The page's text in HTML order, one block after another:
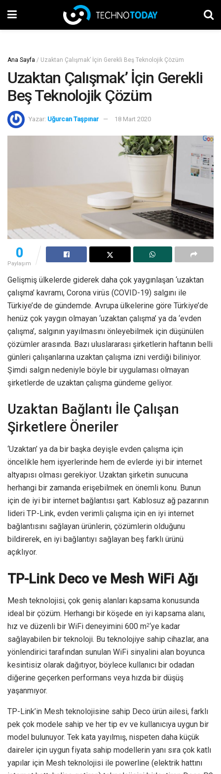
Ana Sayfa / Uzaktan Çalışmak’ İçin Gerekli Beş Teknolojik Çözüm
Uzaktan Çalışmak’ İçin Gerekli
Beş Teknolojik Çözüm
Yazar: Uğurcan Taşpınar 18 Mart 2020
0
Paylaşım
Gelişmiş ülkelerde giderek daha çok yaygınlaşan ‘uzaktan
çalışma’ kavramı, Corona virüs (COVID-19) salgını ile
Türkiye’de de gündemde. Avrupa ülkelerine göre Türkiye’de
henüz çok yaygın olmayan ‘uzaktan çalışma’ ya da ‘evden
çalışma’, salgının yayılmasını önleyebilmek için düşünülen
çözümler arasında. Bazı uluslararası şirketlerin haftanın belli
günleri çalışanlarına uzaktan çalışma izni verdiği biliniyor.
Şimdi salgın nedeniyle böyle bir uygulaması olmayan
şirketlerde de uzaktan çalışma gündeme geliyor.
Uzaktan Bağlantı İle Çalışan
Şirketlere Öneriler
‘Uzaktan’ ya da bir başka deyişle evden çalışma için
öncelikle hem işyerlerinde hem de evlerde iyi bir internet
altyapısı olması gerekiyor. Uzaktan şirketin sunucuna
herhangi bir zamanda erişebilmek en önemli konu. Bunun
için de iyi bir internet bağlantısı şart. Kablosuz ağ pazarının
lideri TP-Link, evden verimli çalışma için en iyi internet
bağlantısını sağlayan ürünlerin, çözümlerin olduğunu
bildirerek, en iyi bağlantıyı sağlayan beş farklı ürünü
açıklıyor.
TP-Link Deco ve Mesh WiFi Ağı
Mesh teknolojisi, çok geniş alanları kapsama konusunda
ideal bir çözüm. Herhangi bir köşede en iyi kapsama alanı,
hız ve düzenli bir WiFi deneyimini 600 m2‘ye kadar
sağlayabilen bir teknoloji. Bu teknolojiye sahip cihazlar, ana
yönlendirici tarafından sunulan WiFi sinyalini alan boyunca
kesintisiz olarak dağıtıyor, böylece kullanıcı bir odadan
diğerine geçerken performans veya hızda bir düşüş
yaşanmıyor.
TP-Link’in Mesh teknolojisine sahip Deco ürün ailesi, farklı
pek çok modele sahip ve her tip ev ve kullanıcıya uygun bir
model bulunuyor. Tek kata yayılmış, nispeten daha küçük
daireler için uygun fiyata sahip modellerin yanı sıra çok katlı
yapılar için Mesh teknolojisi ile powerline (elektrik hattını